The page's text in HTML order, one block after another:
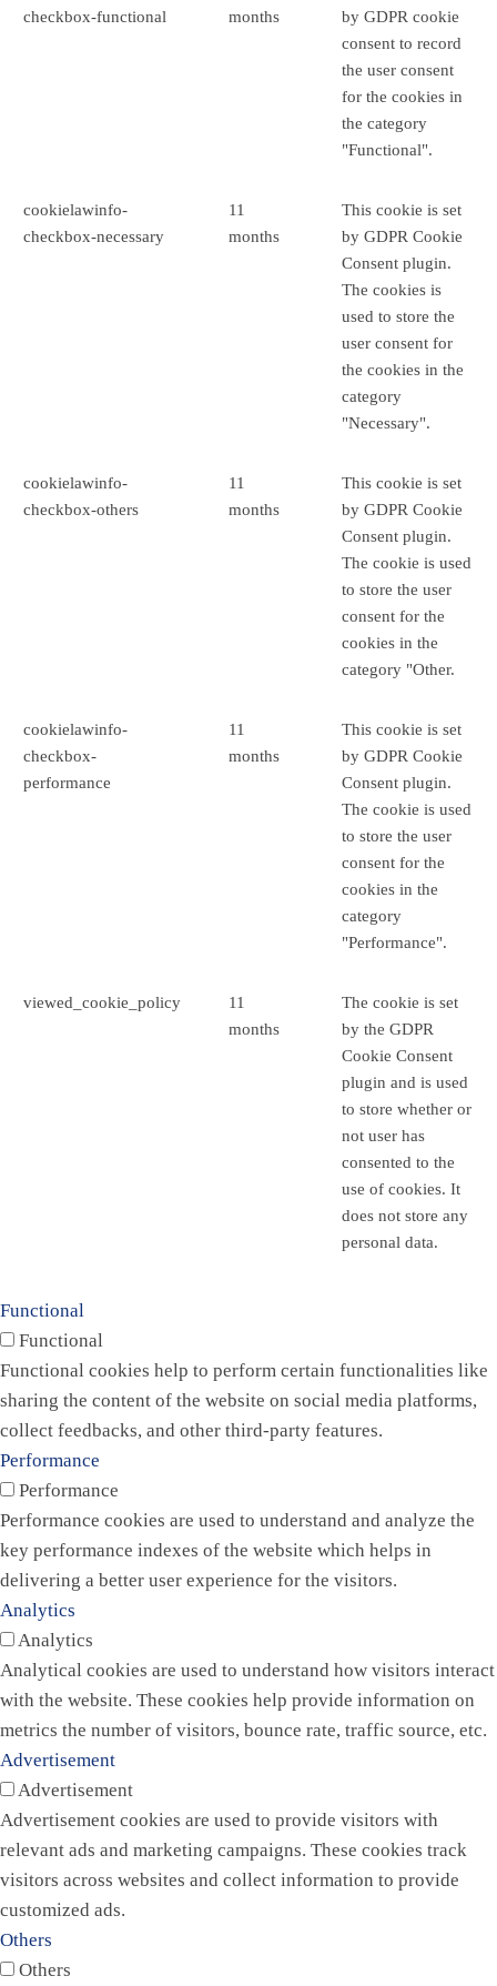
checkbox-functional
months
by GDPR cookie
consent to record
the user consent
for the cookies in
the category
"Functional".
cookielawinfo-
checkbox-necessary
11
months
This cookie is set
by GDPR Cookie
Consent plugin.
The cookies is
used to store the
user consent for
the cookies in the
category
"Necessary".
cookielawinfo-
checkbox-others
11
months
This cookie is set
by GDPR Cookie
Consent plugin.
The cookie is used
to store the user
consent for the
cookies in the
category "Other.
cookielawinfo-
checkbox-
performance
11
months
This cookie is set
by GDPR Cookie
Consent plugin.
The cookie is used
to store the user
consent for the
cookies in the
category
"Performance".
viewed_cookie_policy
11
months
The cookie is set
by the GDPR
Cookie Consent
plugin and is used
to store whether or
not user has
consented to the
use of cookies. It
does not store any
personal data.
Functional
Functional
Functional cookies help to perform certain functionalities like
sharing the content of the website on social media platforms,
collect feedbacks, and other third-party features.
Performance
Performance
Performance cookies are used to understand and analyze the
key performance indexes of the website which helps in
delivering a better user experience for the visitors.
Analytics
Analytics
Analytical cookies are used to understand how visitors interact
with the website. These cookies help provide information on
metrics the number of visitors, bounce rate, traffic source, etc.
Advertisement
Advertisement
Advertisement cookies are used to provide visitors with
relevant ads and marketing campaigns. These cookies track
visitors across websites and collect information to provide
customized ads.
Others
Others